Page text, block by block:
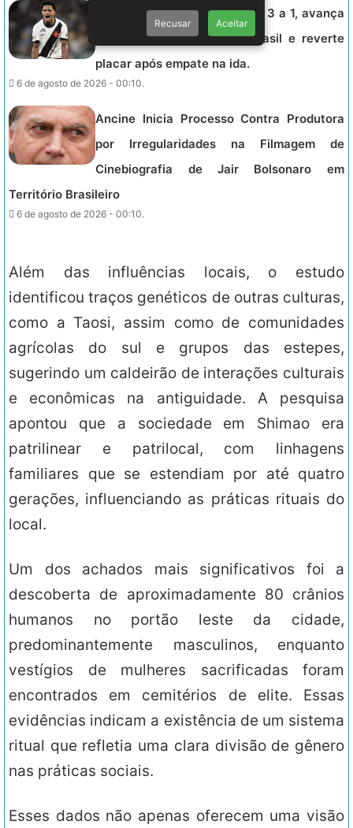
Vasco vence Fluminense por 3 a 1, avança
nas quartas da Copa do Brasil e reverte
placar após empate na ida.
6 de agosto de 2026 - 00:10.
Ancine Inicia Processo Contra Produtora
por Irregularidades na Filmagem de
Cinebiografia de Jair Bolsonaro em
Território Brasileiro
6 de agosto de 2026 - 00:10.
Além das influências locais, o estudo
identificou traços genéticos de outras culturas,
como a Taosi, assim como de comunidades
agrícolas do sul e grupos das estepes,
sugerindo um caldeirão de interações culturais
e econômicas na antiguidade. A pesquisa
apontou que a sociedade em Shimao era
patrilinear e patrilocal, com linhagens
familiares que se estendiam por até quatro
gerações, influenciando as práticas rituais do
local.
Um dos achados mais significativos foi a
descoberta de aproximadamente 80 crânios
humanos no portão leste da cidade,
predominantemente masculinos, enquanto
vestígios de mulheres sacrificadas foram
encontrados em cemitérios de elite. Essas
evidências indicam a existência de um sistema
ritual que refletia uma clara divisão de gênero
nas práticas sociais.
Esses dados não apenas oferecem uma visão
Recusar Aceitar